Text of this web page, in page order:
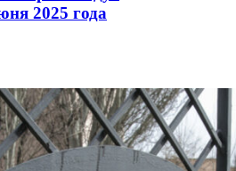
2025 года